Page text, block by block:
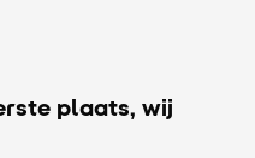
plaats, wij